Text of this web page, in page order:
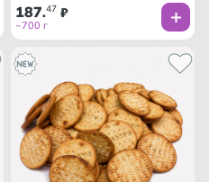
187.47 ₽
~700 г